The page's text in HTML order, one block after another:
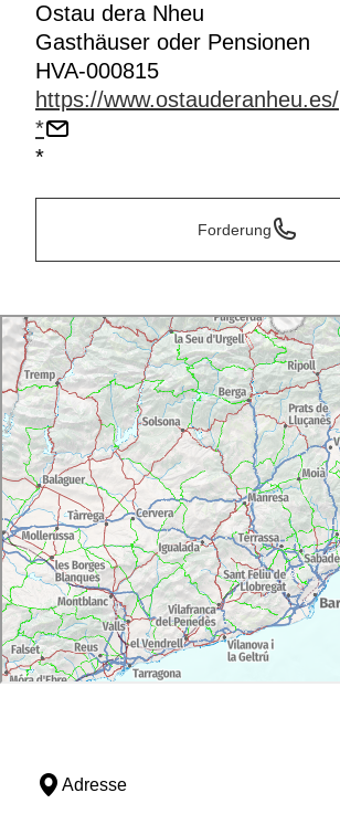
Ostau dera Nheu
Gasthäuser oder Pensionen
HVA-000815
https://www.ostauderanheu.es/
*
*
Forderung
Adresse